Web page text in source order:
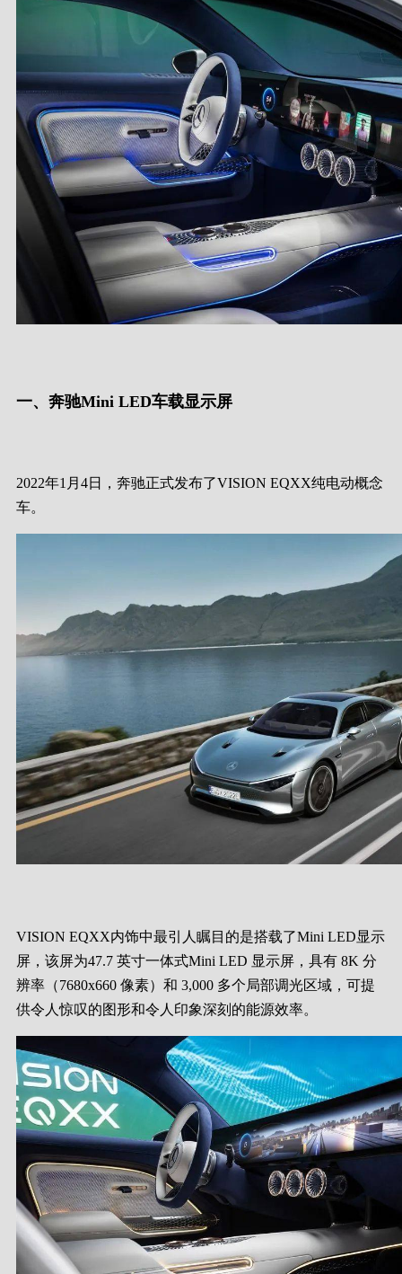
一、奔驰Mini LED车载显示屏
2022年1月4日，奔驰正式发布了VISION EQXX纯电动概念
车。
VISION EQXX内饰中最引人瞩目的是搭载了Mini LED显示
屏，该屏为47.7 英寸一体式Mini LED 显示屏，具有 8K 分
辨率（7680x660 像素）和 3,000 多个局部调光区域，可提
供令人惊叹的图形和令人印象深刻的能源效率。